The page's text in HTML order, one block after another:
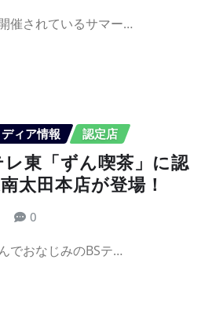
催されているサマー…
ィア情報 認定店
東「ずん喫茶」に認
太田本店が登場！
0
でおなじみのBSテ…